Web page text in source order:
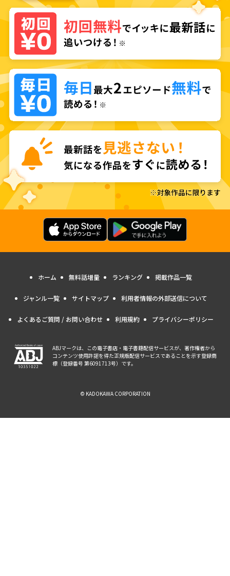
ホーム 無料話増量 ランキング 掲載作品一覧
ジャンル一覧 サイトマップ 利用者情報の外部送信について
よくあるご質問 / お問い合わせ 利用規約 プライバシーポリシー
ABJマークは、この電子書店・電子書籍配信サービスが、著作権者から
コンテンツ使用許諾を得た正規版配信サービスであることを示す登録商
標（登録番号 第6091713号）です。
© KADOKAWA CORPORATION